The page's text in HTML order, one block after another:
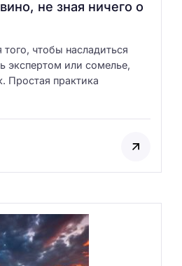
не зная ничего о
чтобы насладиться
экспертом или сомелье,
Простая практика